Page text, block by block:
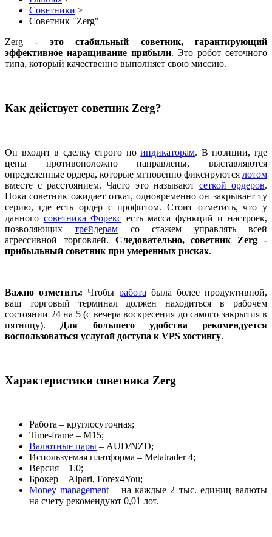
Советники >
Советник "Zerg"
Zerg - это стабильный советник, гарантирующий
эффективное наращивание прибыли. Это робот сеточного
типа, который качественно выполняет свою миссию.
Как действует советник Zerg?
Он входит в сделку строго поиндикаторам. В позиции, где
цены противоположно направлены, выставляются
определенные ордера, которые мгновенно фиксируются лотом
вместе с расстоянием. Часто это называют сеткой ордеров.
Пока советник ожидает откат, одновременно он закрывает ту
серию, где есть ордер с профитом. Стоит отметить, что у
данного советника Форекс есть масса функций и настроек,
позволяющихтрейдерам со стажем управлять всей
агрессивной торговлей. Следовательно, советник Zerg -
прибыльный советник при умеренных рисках.
Важно отметить: Чтобы работа была более продуктивной,
ваш торговый терминал должен находиться в рабочем
состоянии 24 на 5 (с вечера воскресения до самого закрытия в
пятницу).
Для большего удобства рекомендуется
воспользоваться услугой доступа к VPS хостингу.
Характеристики советника Zerg
Работа – круглосуточная;
Time-frame – М15;
Валютные пары – AUD/NZD;
Используемая платформа – Metatrader 4;
Версия – 1.0;
Брокер – Alpari, Forex4You;
Money management – на каждые 2 тыс. единиц валюты
на счету рекомендуют 0,01 лот.